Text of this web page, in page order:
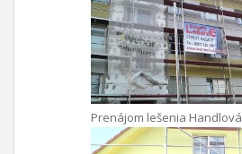
Prenájom lešenia Handlová